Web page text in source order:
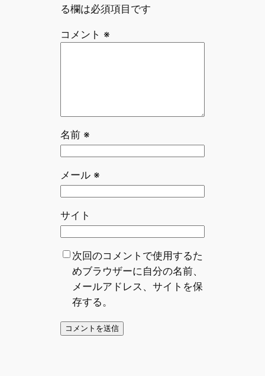
る欄は必須項目です
コメント ※
名前 ※
メール ※
サイト
次回のコメントで使用するた
めブラウザーに自分の名前、
メールアドレス、サイトを保
存する。